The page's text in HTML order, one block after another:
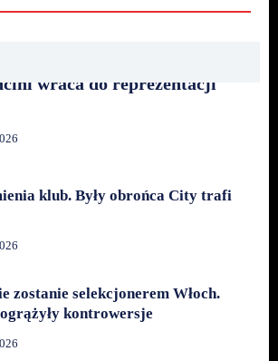
wraca do reprezentacji
klub. Były obrońca City trafi
zostanie selekcjonerem Włoch.
kontrowersje